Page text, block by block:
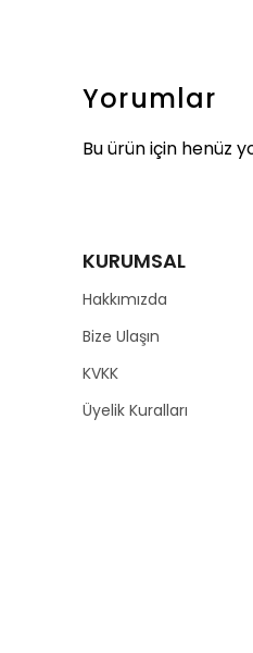
Yorumlar
Bu ürün için henüz
KURUMSAL
Hakkımızda
Bize Ulaşın
KVKK
Üyelik Kuralları